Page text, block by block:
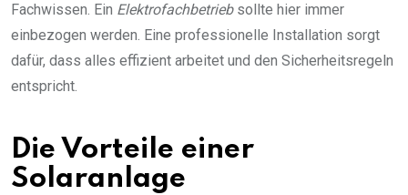
Fachwissen. Ein Elektrofachbetriebsollte hier immer
einbezogen werden. Eine professionelle Installation sorgt
dafür, dass alles effizient arbeitet und den Sicherheitsregeln
entspricht.
Die Vorteile einer
Solaranlage